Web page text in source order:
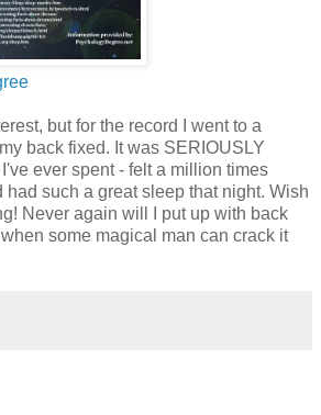
but for the record I went to a
back fixed. It was SERIOUSLY
ever spent - felt a million times
had such a great sleep that night. Wish
Never again will I put up with back
some magical man can crack it